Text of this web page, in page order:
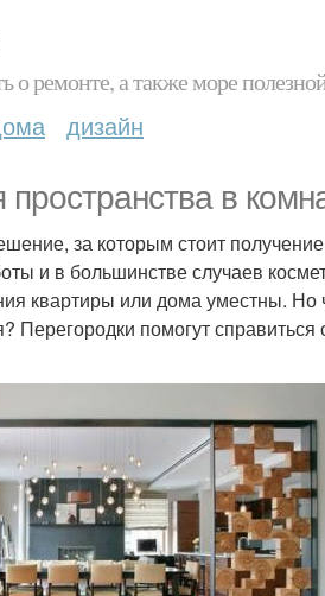
о ремонте, а также море
дизайн
в
за которым стоит
и в большинстве случаев
квартиры или дома уместны. Но
помогут справиться